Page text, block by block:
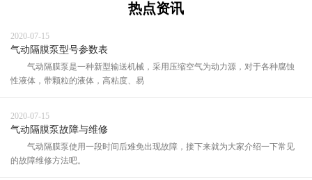
热点资讯
2020-07-15
气动隔膜泵型号参数表
气动隔膜泵是一种新型输送机械，采用压缩空气为动力源，对于各种腐蚀
性液体，带颗粒的液体，高粘度、易
2020-07-15
气动隔膜泵故障与维修
气动隔膜泵使用一段时间后难免出现故障，接下来就为大家介绍一下常见
的故障维修方法吧。